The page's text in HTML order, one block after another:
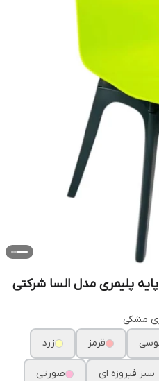
پلیمری مدل السا شرکتی
مشکی
قرمز زرد
سبز فیروزه ای صورتی